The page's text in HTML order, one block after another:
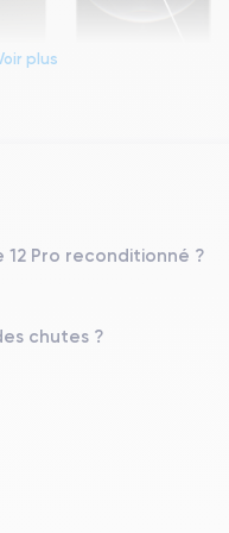
iOS (iOS 26)
plus
Pro reconditionné ?
chutes ?